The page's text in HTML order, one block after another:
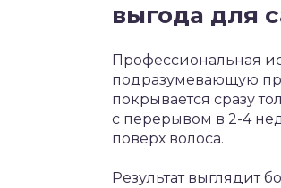
выгода для
Профессиональная
подразумевающую
покрывается сразу
с перерывом в 2-4
поверх волоса.
Результат выглядит